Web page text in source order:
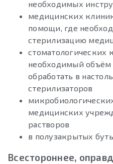
необходимых
медицинских
помощи, где
стерилизацию
стоматологических
необходимый объём
обработать в
стерилизаторов
медицинских
растворов
в полузакрытых
Всестороннее,